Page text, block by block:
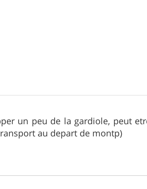
un peu de la gardiole, peut
au depart de montp)